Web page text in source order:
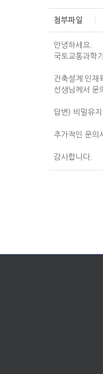
첨부파일
안녕하세요.
국토교통과학
건축설계 인재
선생님께서 문
답변) 비밀유
추가적인 문의
감사합니다.